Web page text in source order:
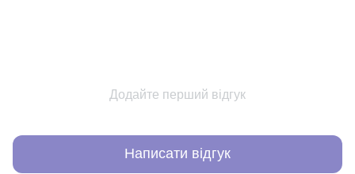
Додайте перший відгук
Написати відгук